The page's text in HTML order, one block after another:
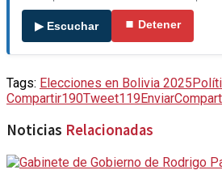
▶ Escuchar ⏹ Detener
Tags: Elecciones en Bolivia 2025
Compartir190Tweet119Enviar
Noticias Relacionadas